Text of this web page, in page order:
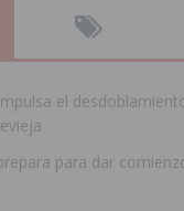
el
para dar